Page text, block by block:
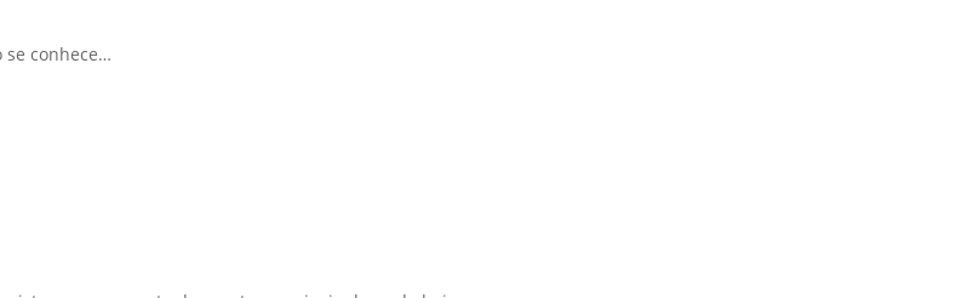
se conhece…